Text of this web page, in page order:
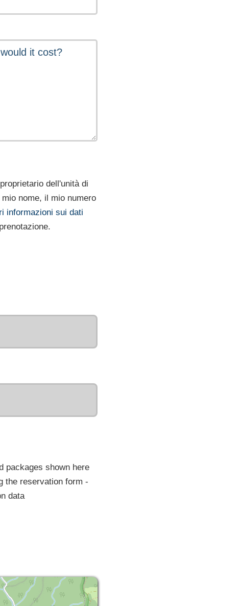
dell'unità di
nome, il mio numero
informazioni sui dati
packages shown here
the reservation form -
data